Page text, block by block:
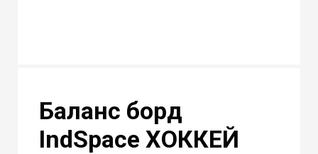
Баланс борд
IndSpace ХОККЕЙ